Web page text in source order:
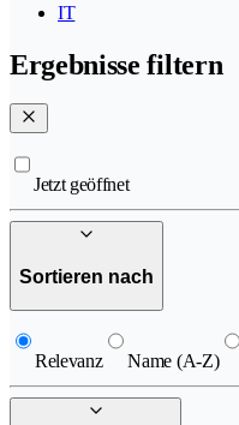
IT
Ergebnisse filtern
Jetzt geöffnet
Sortieren nach
Relevanz Name (A-Z)